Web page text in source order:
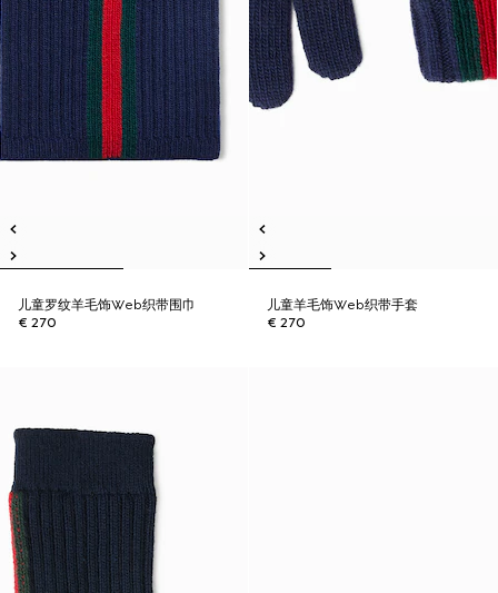
儿童罗纹羊毛饰Web织带围巾
€ 270
儿童羊毛饰Web织带手套
€ 270